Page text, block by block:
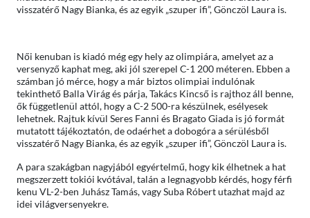
visszatérő Nagy Bianka, és az egyik „szuper ifi”, Gönczöl Laura is.
Női kenuban is kiadó még egy hely az olimpiára, amelyet az a
versenyző kaphat meg, aki jól szerepel C-1 200 méteren. Ebben a
számban jó mérce, hogy a már biztos olimpiai indulónak
tekinthető Balla Virág és párja, Takács Kincső is rajthoz áll benne,
ők függetlenül attól, hogy a C-2 500-ra készülnek, esélyesek
lehetnek. Rajtuk kívül Seres Fanni és Bragato Giada is jó formát
mutatott tájékoztatón, de odaérhet a dobogóra a sérülésből
visszatérő Nagy Bianka, és az egyik „szuper ifi”, Gönczöl Laura is.
A para szakágban nagyjából egyértelmű, hogy kik élhetnek a hat
megszerzett tokiói kvótával, talán a legnagyobb kérdés, hogy férfi
kenu VL-2-ben Juhász Tamás, vagy Suba Róbert utazhat majd az
idei világversenyekre.